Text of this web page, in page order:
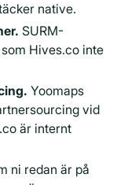
native.
SURM-
Hives.co inte
Yoomaps
vid
är internt
ni redan är på